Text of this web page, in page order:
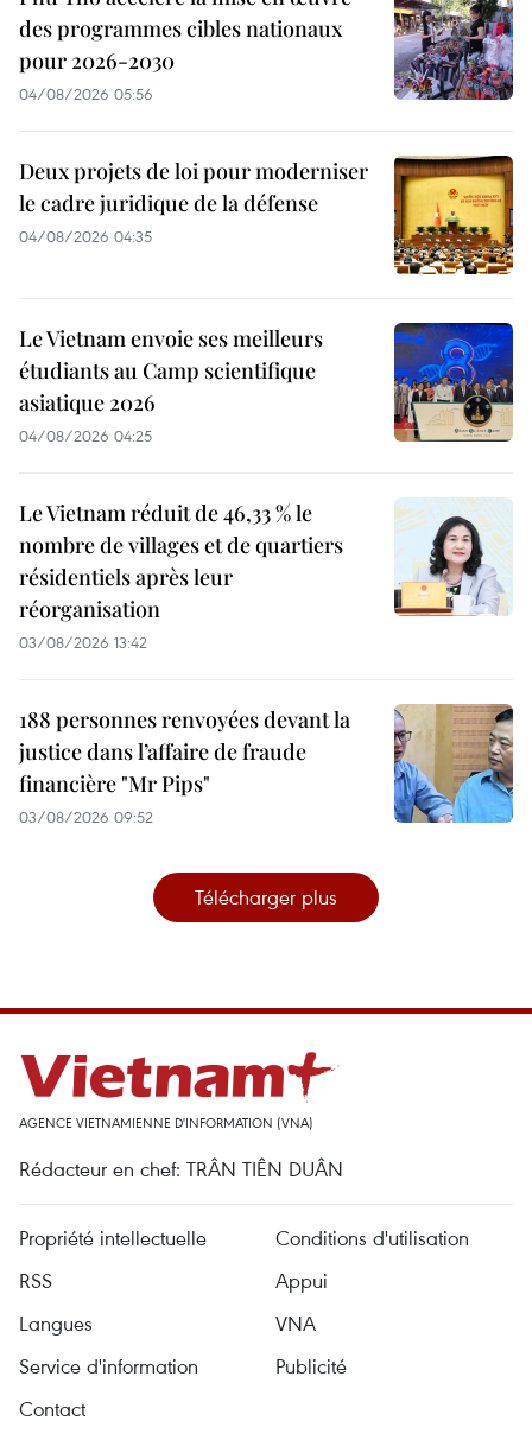
des programmes cibles nationaux
pour 2026-2030
04/08/2026 05:56
Deux projets de loi pour moderniser
le cadre juridique de la défense
04/08/2026 04:35
Le Vietnam envoie ses meilleurs
étudiants au Camp scientifique
asiatique 2026
04/08/2026 04:25
Le Vietnam réduit de 46,33 % le
nombre de villages et de quartiers
résidentiels après leur
réorganisation
03/08/2026 13:42
188 personnes renvoyées devant la
justice dans l’affaire de fraude
financière "Mr Pips"
03/08/2026 09:52
Télécharger plus
AGENCE VIETNAMIENNE D'INFORMATION (VNA)
Rédacteur en chef: TRÂN TIÊN DUÂN
Propriété intellectuelle
Conditions d'utilisation
RSS
Appui
Langues
VNA
Service d'information
Publicité
Contact